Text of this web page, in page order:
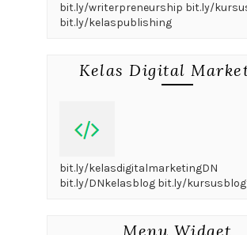
bit.ly/writerpreneurship bit.ly/
bit.ly/kelaspublishing
Kelas Digital
bit.ly/kelasdigitalmarketingDN
bit.ly/DNkelasblog bit.ly/
Menu Widget